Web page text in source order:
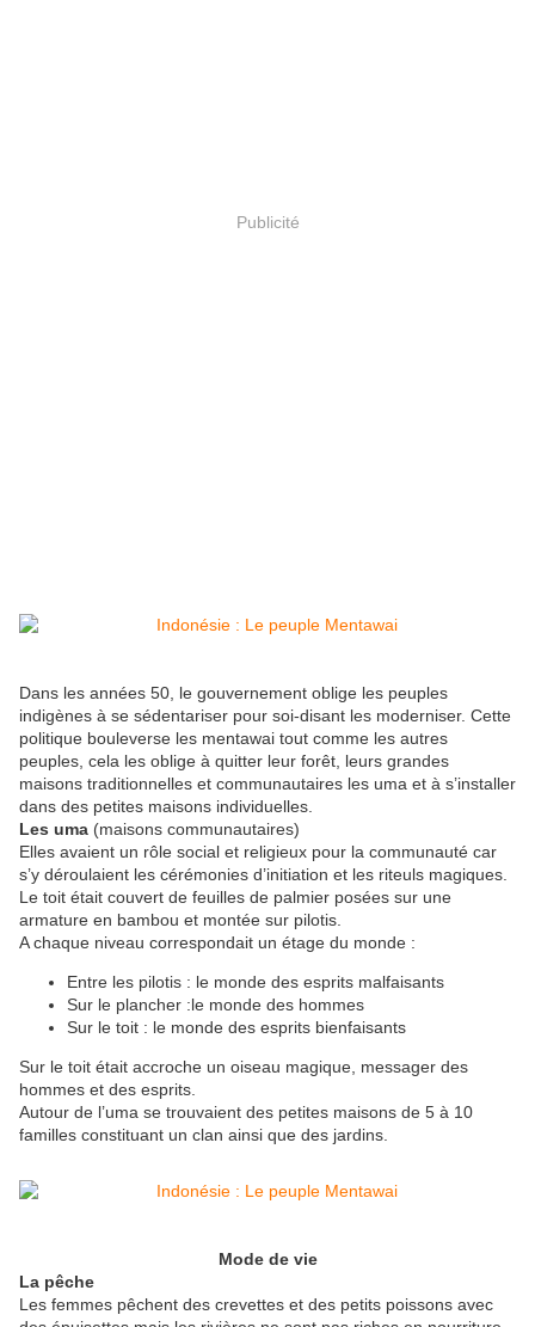
Publicité
Dans les années 50, le gouvernement oblige les peuples
indigènes à se sédentariser pour soi-disant les moderniser. Cette
politique bouleverse les mentawai tout comme les autres
peuples, cela les oblige à quitter leur forêt, leurs grandes
maisons traditionnelles et communautaires les uma et à s’installer
dans des petites maisons individuelles.
Les uma (maisons communautaires)
Elles avaient un rôle social et religieux pour la communauté car
s’y déroulaient les cérémonies d’initiation et les riteuls magiques.
Le toit était couvert de feuilles de palmier posées sur une
armature en bambou et montée sur pilotis.
A chaque niveau correspondait un étage du monde :
Entre les pilotis : le monde des esprits malfaisants
Sur le plancher :le monde des hommes
Sur le toit : le monde des esprits bienfaisants
Sur le toit était accroche un oiseau magique, messager des
hommes et des esprits.
Autour de l’uma se trouvaient des petites maisons de 5 à 10
familles constituant un clan ainsi que des jardins.
Mode de vie
La pêche
Les femmes pêchent des crevettes et des petits poissons avec